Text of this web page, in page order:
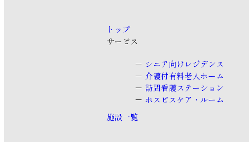
トップ
サービス
シニア向けレジデンス
介護付有料老人ホーム
訪問看護ステーション
ホスピスケア・ルーム
施設一覧